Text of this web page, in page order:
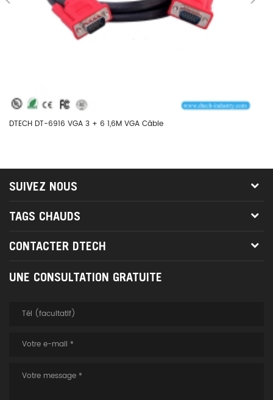
DTECH DT-6916 VGA 3 + 6 1,6M VGA Câble
SUIVEZ NOUS
TAGS CHAUDS
CONTACTER DTECH
UNE CONSULTATION GRATUITE